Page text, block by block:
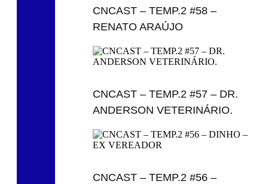
CNCAST – TEMP.2 #58 –
RENATO ARAÚJO
CNCAST – TEMP.2 #57 – DR.
ANDERSON VETERINÁRIO.
CNCAST – TEMP.2 #56 –